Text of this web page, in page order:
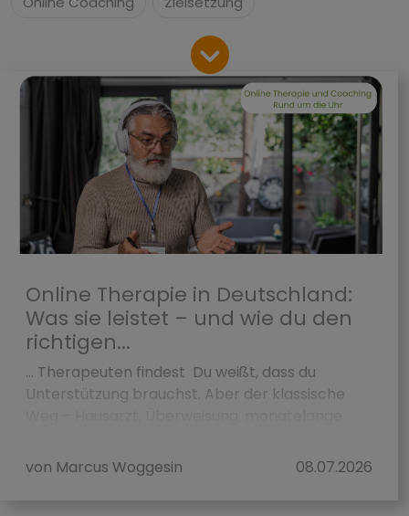
Online Therapie in Deutschland:
Was sie leistet – und wie du den
richtigen...
... Therapeuten findest Du weißt, dass du
Unterstützung brauchst. Aber der klassische
von Marcus Woggesin
08.07.2026